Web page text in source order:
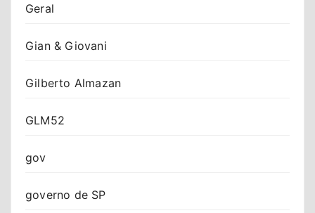
Geral
Gian & Giovani
Gilberto Almazan
GLM52
gov
governo de SP